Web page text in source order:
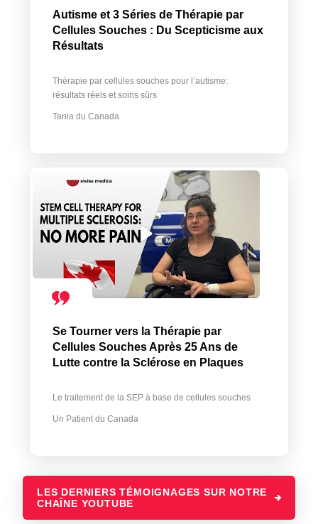
Autisme et 3 Séries de Thérapie par
Cellules Souches : Du Scepticisme aux
Résultats
Thérapie par cellules souches pour l’autisme:
résultats réels et soins sûrs
Tania du Canada
Se Tourner vers la Thérapie par
Cellules Souches Après 25 Ans de
Lutte contre la Sclérose en Plaques
Le traitement de la SEP à base de cellules souches
Un Patient du Canada
LES DERNIERS TÉMOIGNAGES SUR NOTRE
CHAÎNE YOUTUBE